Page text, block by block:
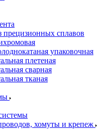
прецизионных сплавов
упаковочная
плетеная
сварная
тканая
хомуты и крепеж